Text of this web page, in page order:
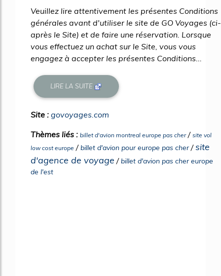
Veuillez lire attentivement les présentes Conditions
générales avant d'utiliser le site de GO Voyages (ci-
après le Site) et de faire une réservation. Lorsque
vous effectuez un achat sur le Site, vous vous
engagez à accepter les présentes Conditions...
LIRE LA SUITE
Site : govoyages.com
Thèmes liés : billet d'avion montreal europe pas cher/ site vol
low cost europe /billet d'avion pour europe pas cher/site
d'agence de voyage /billet d'avion pas cher europe
de l'est